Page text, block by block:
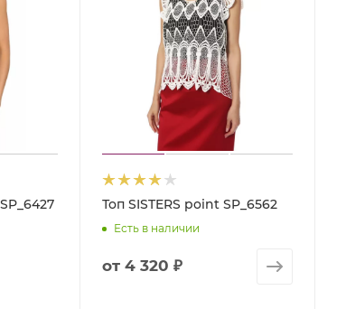
Топ SISTERS point SP_6562
Есть в наличии
от 4 320 ₽